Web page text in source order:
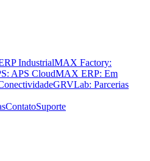
IndustrialMAX Factory:
APS CloudMAX ERP: Em
GRVLab: Parcerias
ContatoSuporte